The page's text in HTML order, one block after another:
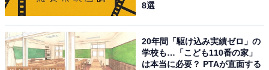
8選
20年間「駆け込み実績ゼロ」の
学校も…「こども110番の家」
は本当に必要？ PTAが直面する